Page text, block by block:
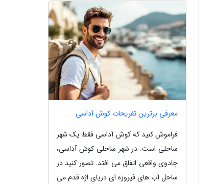
معرفی برترین تفریحات کوش آداسی
فراموش کنید که کوش آداسی فقط یک شهر
ساحلی است. در شهر ساحلی کوش آداسی،
جادوی واقعی اتفاق می افتد. تصور کنید در
ساحل آب های فیروزه ای دریای اژه قدم می